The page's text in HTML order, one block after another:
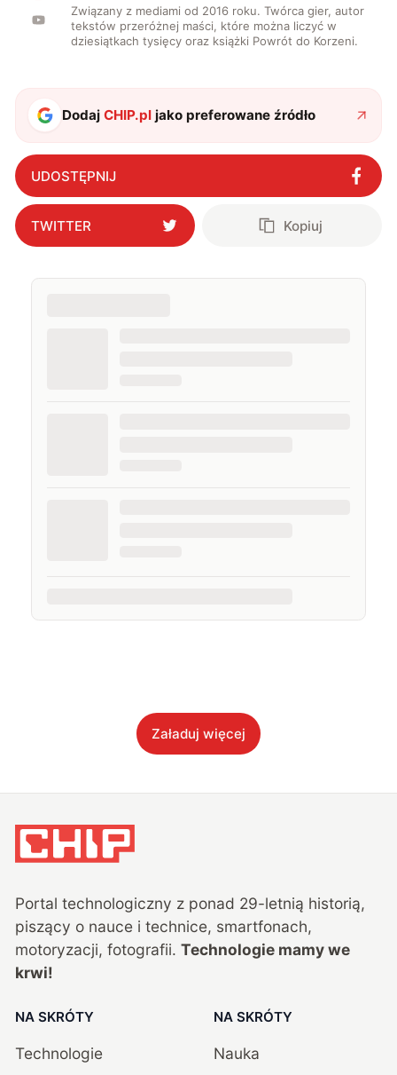
Związany z mediami od 2016 roku. Twórca gier, autor
tekstów przeróżnej maści, które można liczyć w
dziesiątkach tysięcy oraz książki Powrót do Korzeni.
DodajCHIP.pl jako preferowane źródło
UDOSTĘPNIJ
TWITTER Kopiuj
Załaduj więcej
Portal technologiczny z ponad 29-letnią historią,
piszący o nauce i technice, smartfonach,
motoryzacji, fotografii. Technologie mamy we
krwi!
NA SKRÓTY
Technologie
NA SKRÓTY
Nauka